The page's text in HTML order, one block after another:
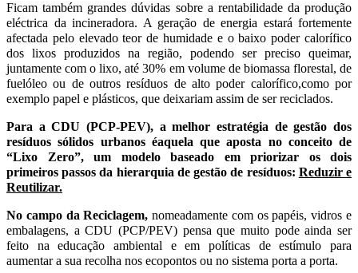
Ficam também grandes dúvidas sobre a rentabilidade da produção
eléctrica da incineradora. A geração de energia estará fortemente
afectada pelo elevado teor de humidade e o baixo poder calorífico
dos lixos produzidos na região, podendo ser preciso queimar,
juntamente com o lixo, até 30% em volume de biomassa florestal, de
fuelóleo ou de outros resíduos de alto poder calorífico,como por
exemplo papel e plásticos, que deixariam assim de ser reciclados.
Para a CDU (PCP-PEV), a melhor estratégia de gestão dos
resíduos sólidos urbanos éaquela que aposta no conceito de
“Lixo Zero”, um modelo baseado em priorizar os dois
primeiros passos da hierarquia de gestão de resíduos: Reduzir e
Reutilizar.
No campo da Reciclagem,nomeadamente com os papéis, vidros e
embalagens, a CDU (PCP/PEV) pensa que muito pode ainda ser
feito na educação ambiental e em políticas de estímulo para
aumentar a sua recolha nos ecopontos ou no sistema porta a porta.